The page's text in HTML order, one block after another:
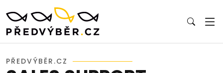
PŘEDVÝBĚR.CZ